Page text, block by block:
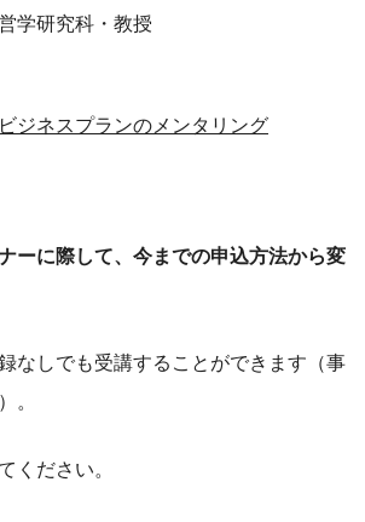
学研究科・教授
ジネスプランのメンタリング
ーに際して、今までの申込方法から変
なしでも受講することができます（事
。
ください。